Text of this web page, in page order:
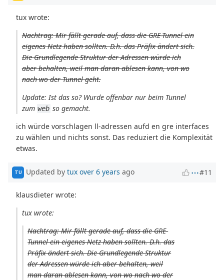
tux wrote:
Nachtrag: Mir fällt gerade auf, dass die GRE-Tunnel ein
eigenes Netz haben sollten. D.h. das Präfix ändert sich.
Die Grundlegende Struktur der Adressen würde ich
aber behalten, weil man daran ablesen kann, von wo
nach wo der Tunnel geht.
Update: Ist das so? Wurde offenbar nur beim Tunnel
zum web so gemacht.
ich würde vorschlagen ll-adressen aufd en gre interfaces
zu wählen und nichts sonst. Das reduziert die Komplexität
etwas.
TU Updated by tux over 6 years ago #11
klausdieter wrote:
tux wrote:
Nachtrag: Mir fällt gerade auf, dass die GRE-
Tunnel ein eigenes Netz haben sollten. D.h. das
Präfix ändert sich. Die Grundlegende Struktur
der Adressen würde ich aber behalten, weil
man daran ablesen kann, von wo nach wo der